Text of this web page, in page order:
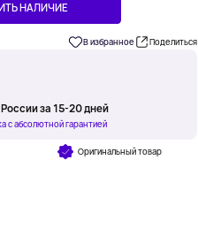
НАЛИЧИЕ
В избранное Поделиться
за 15-20 дней
с абсолютной гарантией
Оригинальный товар